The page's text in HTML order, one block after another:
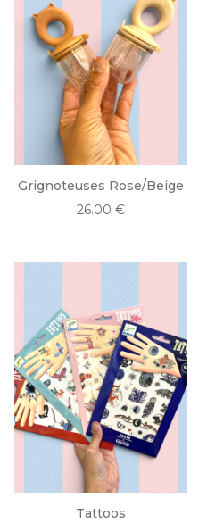
Grignoteuses Rose/Beige
26.00 €
Tattoos